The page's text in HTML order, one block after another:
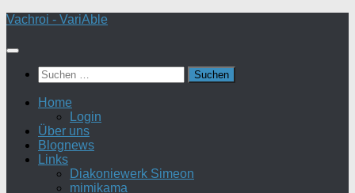
Zum
springen
Vachroi - VariAble
Suchen
nach:
Home
Login
Über uns
Blognews
Links
Diakoniewerk Simeon
mimikama